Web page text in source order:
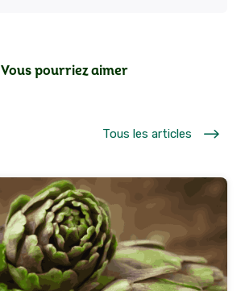
Vous pourriez aimer
$
Tous les articles